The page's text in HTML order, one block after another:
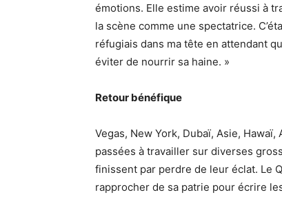
émotions. Elle estime avoir réussi à
la scène comme une spectatrice.
réfugiais dans ma tête en attendant
éviter de nourrir sa haine. »
Retour bénéfique
Vegas, New York, Dubaï, Asie,
passées à travailler sur diverses
finissent par perdre de leur éclat. Le
rapprocher de sa patrie pour écrire